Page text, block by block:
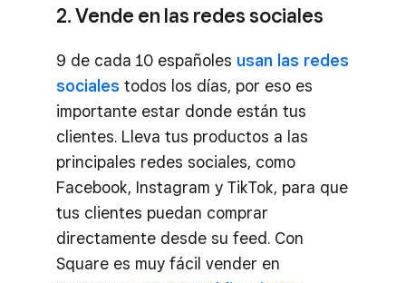
2. Vende en las redes sociales
9 de cada 10 españoles usan las redes
sociales todos los días, por eso es
importante estar donde están tus
clientes. Lleva tus productos a las
principales redes sociales, como
Facebook, Instagram y TikTok, para que
tus clientes puedan comprar
directamente desde su feed. Con
Square es muy fácil vender en